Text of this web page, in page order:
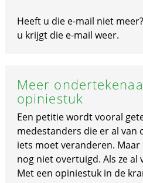
Heeft u die e-mail niet
u krijgt die e-mail weer.
Meer
opiniestuk
Een petitie wordt vooral
medestanders die er al van
iets moet veranderen.
nog niet overtuigd. Als ze al
Met een opiniestuk in de